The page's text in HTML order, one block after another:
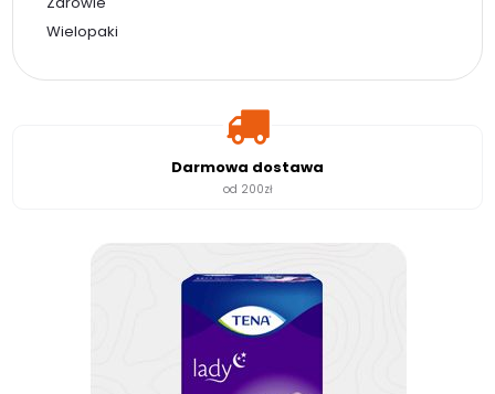
Wielopaki
Darmowa dostawa
od 200zł